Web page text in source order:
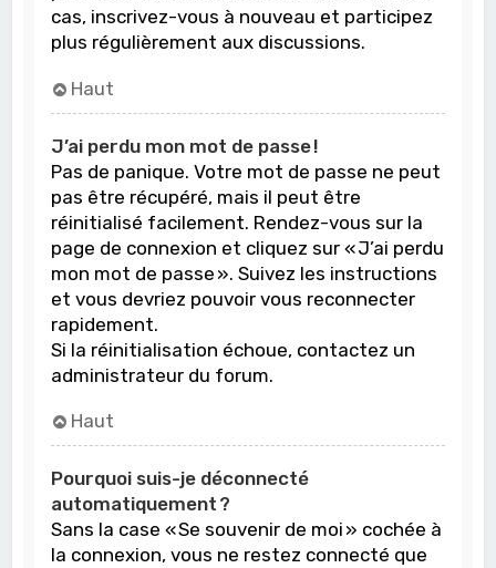
cas, inscrivez-vous à nouveau et participez
plus régulièrement aux discussions.
Haut
J’ai perdu mon mot de passe !
Pas de panique. Votre mot de passe ne peut
pas être récupéré, mais il peut être
réinitialisé facilement. Rendez-vous sur la
page de connexion et cliquez sur « J’ai perdu
mon mot de passe ». Suivez les instructions
et vous devriez pouvoir vous reconnecter
rapidement.
Si la réinitialisation échoue, contactez un
administrateur du forum.
Haut
Pourquoi suis-je déconnecté
automatiquement ?
Sans la case « Se souvenir de moi » cochée à
la connexion, vous ne restez connecté que